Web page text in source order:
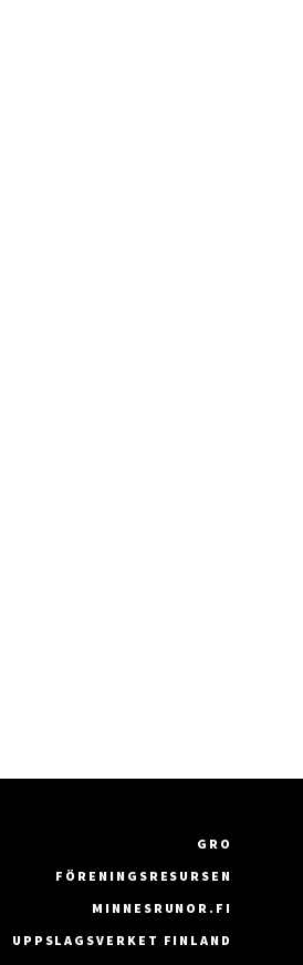
GRO
FÖRENINGSRESURSEN
MINNESRUNOR.FI
UPPSLAGSVERKET FINLAND